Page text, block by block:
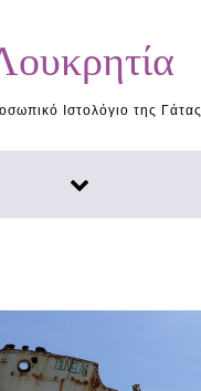
Ιστολόγιο της Γάτας